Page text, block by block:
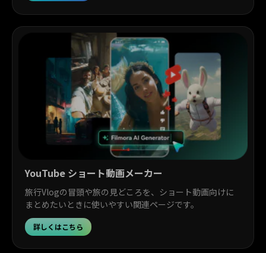
YouTube ショート動画メーカー
旅行Vlogの冒頭や旅の見どころを、ショート動画向けに
まとめたいときに使いやすい関連ページです。
詳しくはこちら